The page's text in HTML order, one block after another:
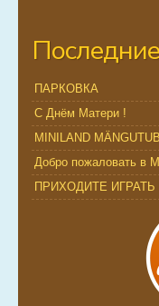
ПАРКОВКА
С Днём Матери !
MINILAND
Добро пожаловать в
ПРИХОДИТЕ ИГРАТЬ